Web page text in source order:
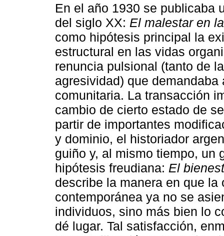
En el año 1930 se publicaba
del siglo XX: El malestar en
como hipótesis principal la
estructural en las vidas
renuncia pulsional (tanto de
agresividad) que
comunitaria. La transacción
cambio de cierto estado de
partir de importantes
y dominio, el historiador
guiño y, al mismo tiempo, un
hipótesis freudiana: El
describe la manera en que
contemporánea ya no se
individuos, sino más bien lo
dé lugar. Tal satisfacción,